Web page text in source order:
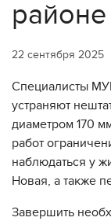
22 сентября 2025
Специалисты
устраняют
диаметром 170
работ
наблюдаться у
Новая, а также
Завершить